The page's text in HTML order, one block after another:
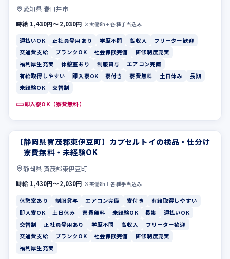
愛知県 春日井市
時給 1,430円〜2,030円 ×実働8h＋各種手当込み
週払いOK 正社員登用あり 学歴不問 高収入
フリーター歓迎
交通費支給
ブランクOK 社会保険完備
研修制度充実
福利厚生充実
休憩室あり 制服貸与
エアコン完備
有給取得しやすい
即入寮OK 寮付き 寮費無料 土日休み
長期
未経験OK
交替制
即入寮OK（寮費無料）
休憩室あり 制服貸与
【静岡県賀茂郡東伊豆町】カプセルトイの検品・仕分け
｜寮費無料・未経験OK
静岡県 賀茂郡東伊豆町
時給 1,430円〜2,030円 ×実働8h＋各種手当込み
休憩室あり 制服貸与 エアコン完備 寮付き
有給取得しやすい
即入寮OK
土日休み 寮費無料 未経験OK 長期
週払いOK
交替制
正社員登用あり 学歴不問 高収入
フリーター歓迎
交通費支給
ブランクOK 社会保険完備
研修制度充実
福利厚生充実